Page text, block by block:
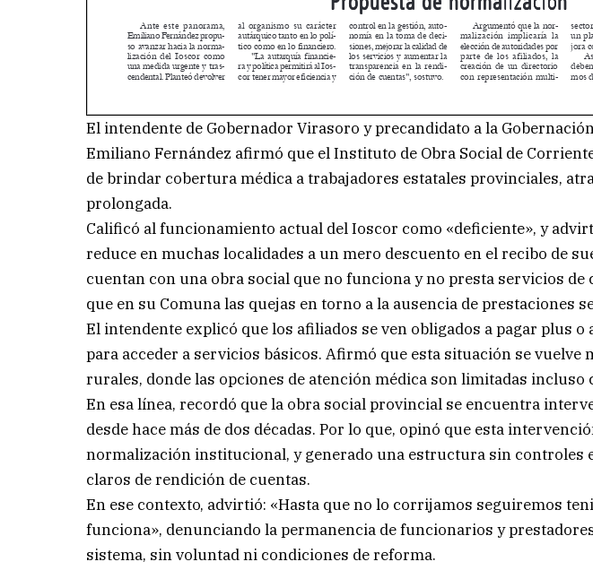
El intendente de Gobernador Virasoro y precandidato a la
Emiliano Fernández afirmó que el Instituto de Obra Social de
de brindar cobertura médica a trabajadores estatales provinciales,
prolongada.
Calificó al funcionamiento actual del Ioscor como «deficiente», y
reduce en muchas localidades a un mero descuento en el recibo de
cuentan con una obra social que no funciona y no presta servicios de
que en su Comuna las quejas en torno a la ausencia de prestaciones
El intendente explicó que los afiliados se ven obligados a pagar plus o
para acceder a servicios básicos. Afirmó que esta situación se vuelve
rurales, donde las opciones de atención médica son limitadas incluso
En esa línea, recordó que la obra social provincial se encuentra
desde hace más de dos décadas. Por lo que, opinó que esta
normalización institucional, y generado una estructura sin controles
claros de rendición de cuentas.
En ese contexto, advirtió: «Hasta que no lo corrijamos seguiremos
funciona», denunciando la permanencia de funcionarios y
sistema, sin voluntad ni condiciones de reforma.